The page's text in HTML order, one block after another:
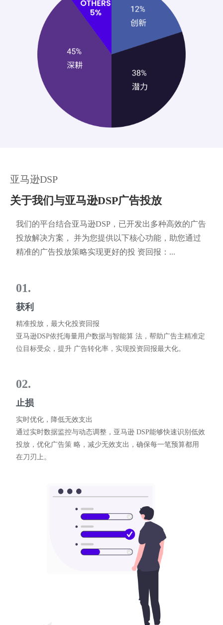
亚马逊DSP
关于我们与亚马逊DSP广告投放
我们的平台结合亚马逊DSP，已开发出多种高效的广告
投放解决方案， 并为您提供以下核心功能，助您通过
精准的广告投放策略实现更好的投 资回报：...
01.
获利
精准投放，最大化投资回报
亚马逊DSP依托海量用户数据与智能算 法，帮助广告主精准定
位目标受众，提升 广告转化率，实现投资回报最大化。
02.
止损
实时优化，降低无效支出
通过实时数据监控与动态调整，亚马逊 DSP能够快速识别低效
投放，优化广告策 略，减少无效支出，确保每一笔预算都用
在刀刃上。